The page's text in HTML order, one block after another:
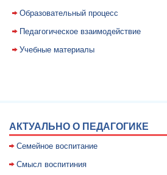
Образовательный процесс
Педагогическое взаимодействие
Учебные материалы
АКТУАЛЬНО О ПЕДАГОГИКЕ
Семейное воспитание
Смысл воспитиния